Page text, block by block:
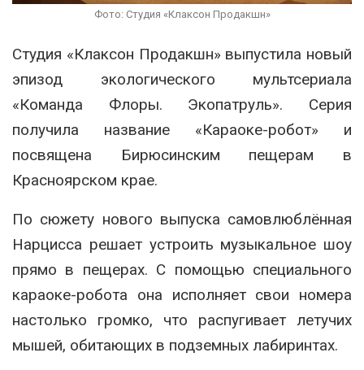
Фото: Студия «Клаксон Продакшн»
Студия «Клаксон Продакшн» выпустила новый
эпизод экологического мультсериала
«Команда Флоры. Экопатруль». Серия
получила название «Караоке-робот» и
посвящена Бирюсинским пещерам в
Красноярском крае.
По сюжету нового выпуска самовлюблённая
Нарцисса решает устроить музыкальное шоу
прямо в пещерах. С помощью специального
караоке-робота она исполняет свои номера
настолько громко, что распугивает летучих
мышей, обитающих в подземных лабиринтах.